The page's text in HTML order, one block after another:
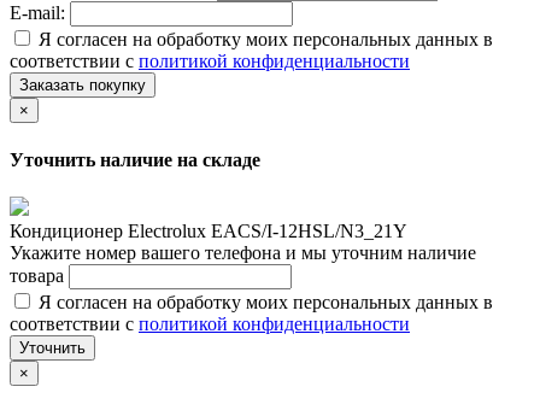
E-mail:
Я согласен на обработку моих персональных данных в
соответствии с политикой конфиденциальности
Заказать покупку
×
Уточнить наличие на складе
Кондиционер Electrolux EACS/I-12HSL/N3_21Y
Укажите номер вашего телефона и мы уточним наличие
товара
Я согласен на обработку моих персональных данных в
соответствии с политикой конфиденциальности
Уточнить
×